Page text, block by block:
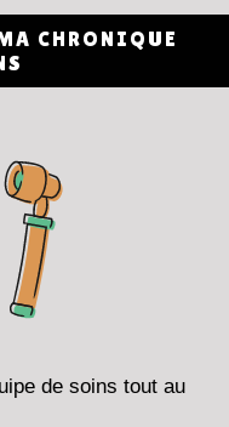
CHRONIQUE
de soins tout au